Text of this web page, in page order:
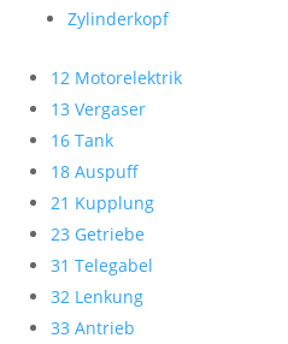
Zylinderkopf
12 Motorelektrik
13 Vergaser
16 Tank
18 Auspuff
21 Kupplung
23 Getriebe
31 Telegabel
32 Lenkung
33 Antrieb